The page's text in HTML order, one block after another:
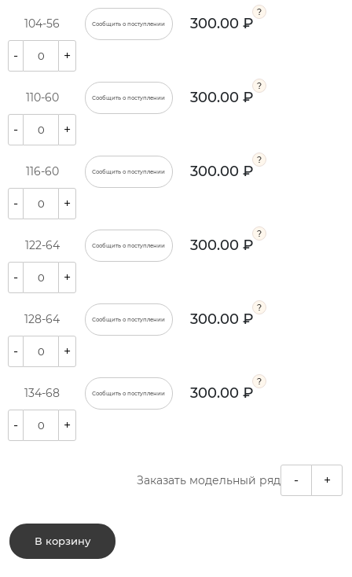
104-56 Сообщить о поступлении 300.00 ₽
- +
110-60 Сообщить о поступлении 300.00 ₽
- +
116-60 Сообщить о поступлении 300.00 ₽
- +
122-64 Сообщить о поступлении 300.00 ₽
- +
128-64 Сообщить о поступлении 300.00 ₽
- +
134-68 Сообщить о поступлении 300.00 ₽
- +
Заказать модельный ряд - +
В корзину